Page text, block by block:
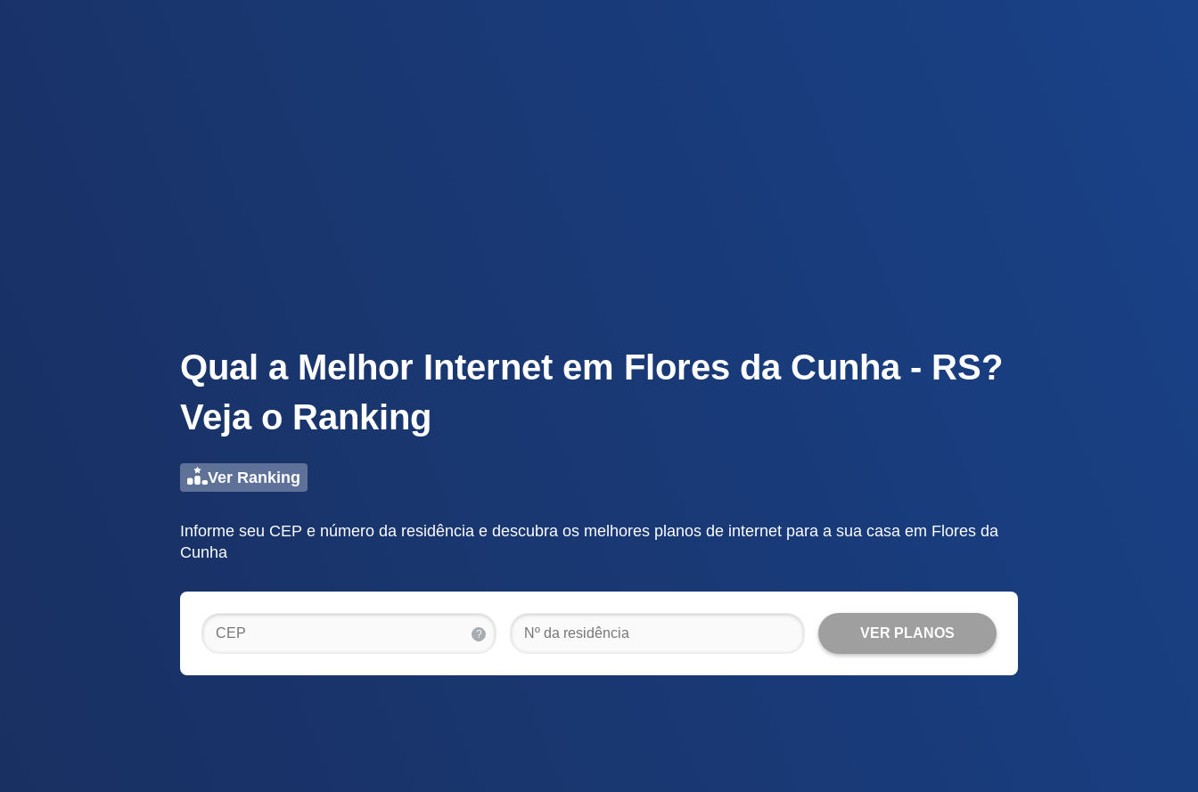
Qual a Melhor Internet em Flores da Cunha - RS?
Veja o Ranking
Ver Ranking
Informe seu CEP e número da residência e descubra os melhores planos de internet para a sua casa em Flores da
Cunha
? VER PLANOS